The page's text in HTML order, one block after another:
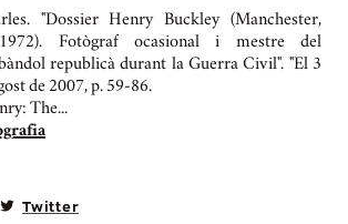
"Dossier Henry Buckley (Manchester,
1972). Fotògraf ocasional i mestre del
republicà durant la Guerra Civil". "El 3
de 2007, p. 59-86.
The...
Twitter